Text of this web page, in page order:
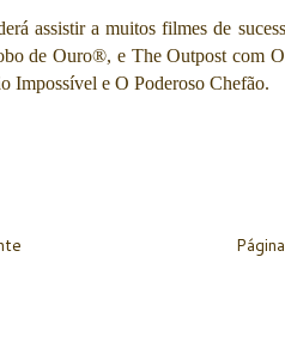
assistir a muitos filmes de
de Ouro®, e The Outpost com
Impossível e O Poderoso Chefão.